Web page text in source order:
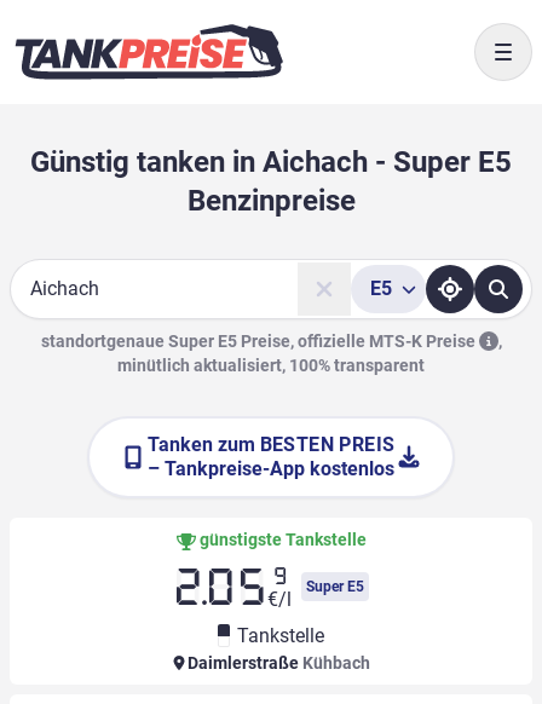
Günstig tanken in Aichach - Super E5
Benzinpreise
Suche
E5
standortgenaue Super E5 Preise, offizielle MTS-K Preise
,
minütlich aktualisiert, 100% transparent
Tanken zum BESTEN PREIS
– Tankpreise-App kostenlos
günstigste Tankstelle
2.05 9
€/l
Super E5
Tankstelle
Daimlerstraße Kühbach